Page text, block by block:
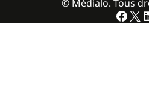
© Médialo. Tous